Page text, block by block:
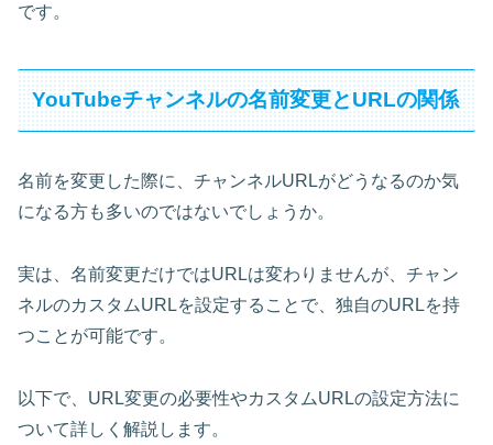
です。
YouTubeチャンネルの名前変更とURLの関係
名前を変更した際に、 チャンネルURLがどうなるのか気
になる方も多いのではないでしょうか。
実は、名前変更だけではURLは変わりませんが、チャン
ネルのカスタムURLを設定することで、独自のURLを持
つことが可能です。
以下で、URL変更の必要性やカスタムURLの設定方法に
ついて詳しく解説します。